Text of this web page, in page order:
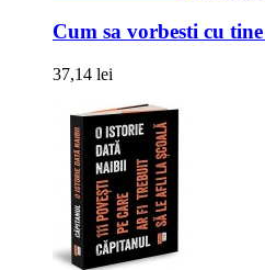
Cum sa vorbesti cu
37,14 lei